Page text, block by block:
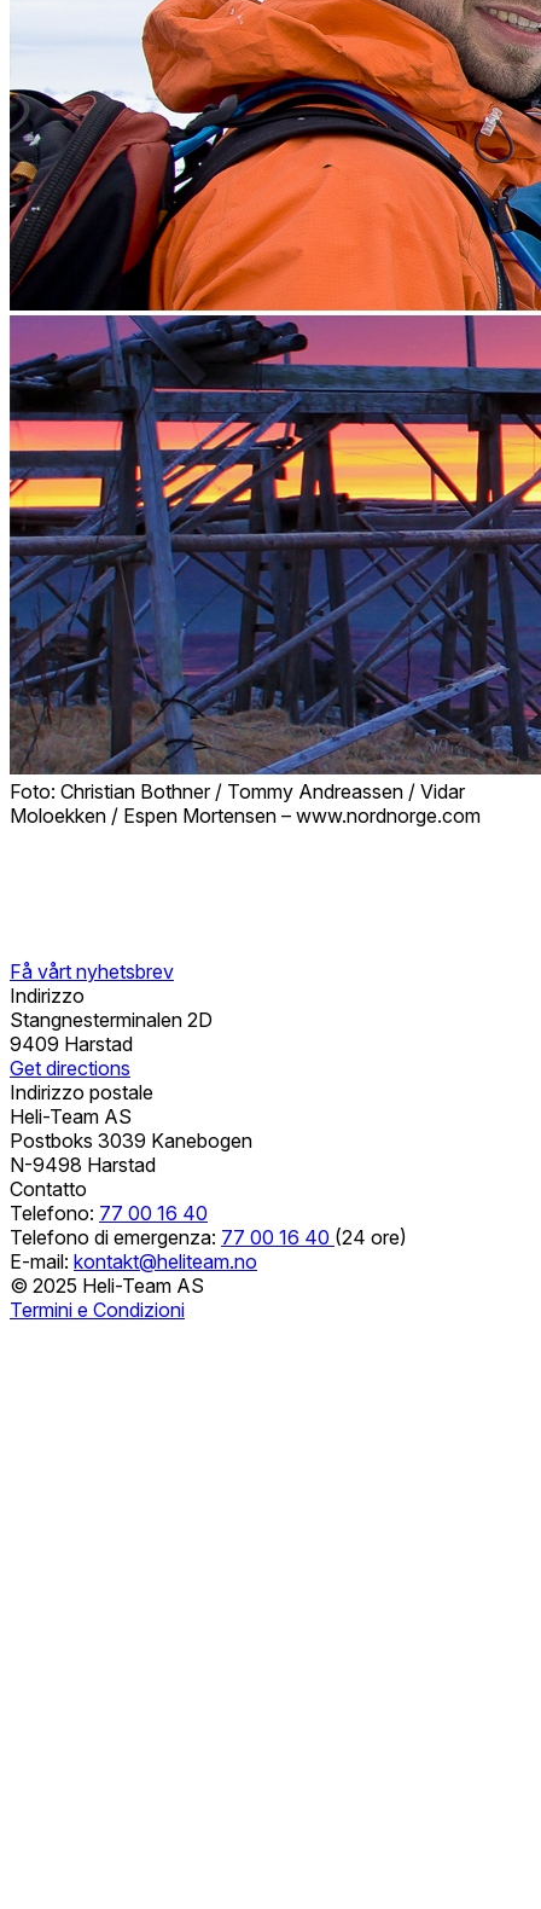
Foto: Christian Bothner / Tommy Andreassen / Vidar
Moloekken / Espen Mortensen – www.nordnorge.com
Få vårt nyhetsbrev
Indirizzo
Stangnesterminalen 2D
9409 Harstad
Get directions
Indirizzo postale
Heli-Team AS
Postboks 3039 Kanebogen
N-9498 Harstad
Contatto
Telefono: 77 00 16 40
Telefono di emergenza: 77 00 16 40 (24 ore)
E-mail: kontakt@heliteam.no
© 2025 Heli-Team AS
Termini e Condizioni